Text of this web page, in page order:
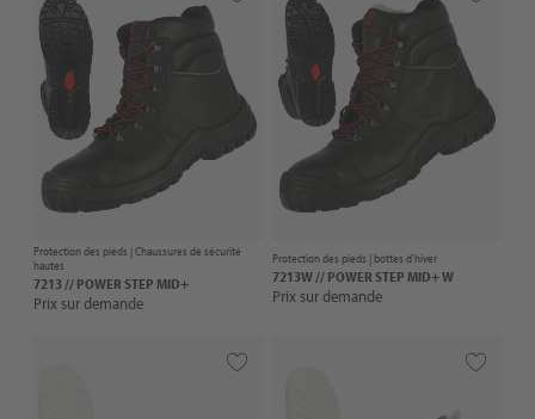
Protection des pieds |Chaussures de sécurité
hautes
7213 // POWER STEP MID+
Prix sur demande
Protection des pieds | bottes d'hiver
7213W // POWER STEP MID+ W
Prix sur demande